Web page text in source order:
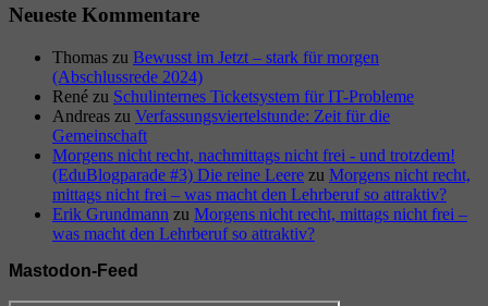
Neueste Kommentare
Thomas zu Bewusst im Jetzt – stark für morgen
(Abschlussrede 2024)
René zu Schulinternes Ticketsystem für IT-Probleme
Andreas zu Verfassungsviertelstunde: Zeit für die
Gemeinschaft
Morgens nicht recht, nachmittags nicht frei - und trotzdem!
(EduBlogparade #3) Die reine Leere zu Morgens nicht recht,
mittags nicht frei – was macht den Lehrberuf so attraktiv?
Erik Grundmann zu Morgens nicht recht, mittags nicht frei –
was macht den Lehrberuf so attraktiv?
Mastodon-Feed